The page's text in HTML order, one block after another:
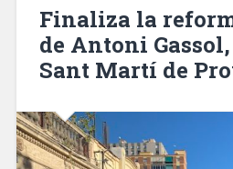
Finaliza la
de Antoni
Sant Martí de